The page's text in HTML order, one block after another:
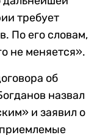
требует
По его словам,
не меняется».
об
назвал
и заявил о